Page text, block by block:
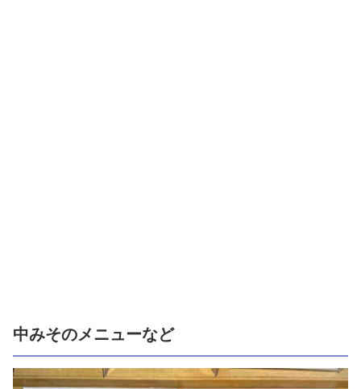
中みそのメニューなど